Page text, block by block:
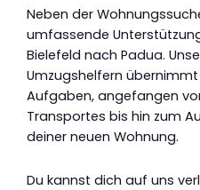
Neben der
umfassende
Bielefeld nach Padua.
Umzugshelfern
Aufgaben, angefangen
Transportes bis hin zum
deiner neuen Wohnung.
Du kannst dich auf uns